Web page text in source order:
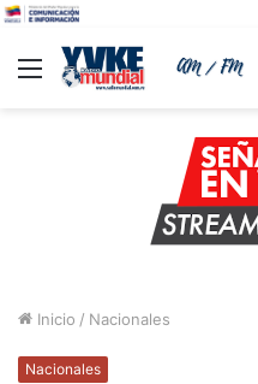
Menu
Inicio / Nacionales
Nacionales